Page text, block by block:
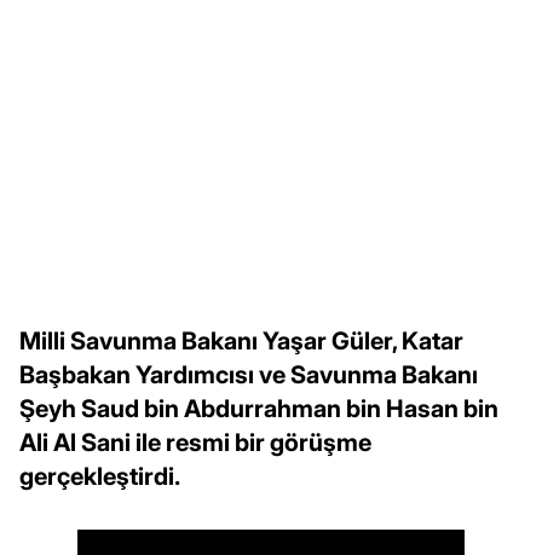
Milli Savunma Bakanı Yaşar Güler, Katar
Başbakan Yardımcısı ve Savunma Bakanı
Şeyh Saud bin Abdurrahman bin Hasan bin
Ali Al Sani ile resmi bir görüşme
gerçekleştirdi.